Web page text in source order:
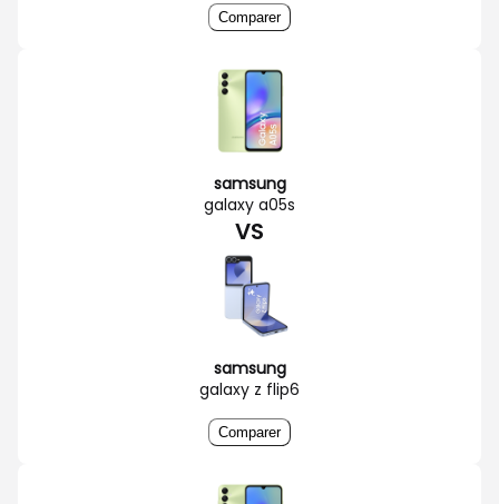
Comparer
samsung
galaxy a05s
VS
samsung
galaxy z flip6
Comparer